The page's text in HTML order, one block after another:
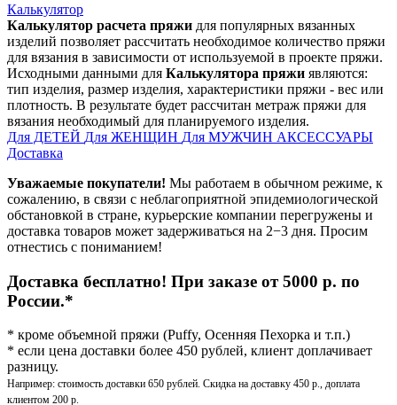
Калькулятор
Калькулятор расчета пряжи для популярных вязанных
изделий позволяет рассчитать необходимое количество пряжи
для вязания в зависимости от используемой в проекте пряжи.
Исходными данными для Калькулятора пряжи являются:
тип изделия, размер изделия, характеристики пряжи - вес или
плотность. В результате будет рассчитан метраж пряжи для
вязания необходимый для планируемого изделия.
Для ДЕТЕЙ Для ЖЕНЩИН Для МУЖЧИН АКСЕССУАРЫ
Доставка
Уважаемые покупатели! Мы работаем в обычном режиме, к
сожалению, в связи с неблагоприятной эпидемиологической
обстановкой в стране, курьерские компании перегружены и
доставка товаров может задерживаться на 2−3 дня. Просим
отнестись с пониманием!
Доставка бесплатно! При заказе от 5000 р. по
России.*
* кроме объемной пряжи (Puffy, Осенняя Пехорка и т.п.)
* если цена доставки более 450 рублей, клиент доплачивает
разницу.
Например: стоимость доставки 650 рублей. Скидка на доставку 450 р., доплата
клиентом 200 р.